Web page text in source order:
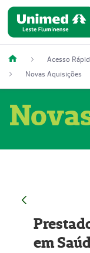
Acesso
Novas Aquisições
em